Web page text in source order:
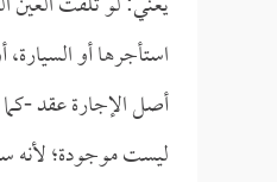
استأجرها أو السيارة،
أصل الإجارة عقد -
ليست موجودة؛ لأنه